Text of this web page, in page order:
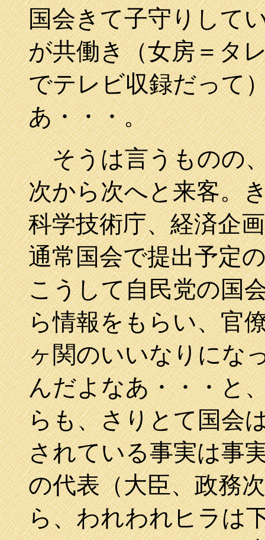
国会きて子守りして
が共働き（女房＝タ
でテレビ収録だって
あ・・・。
そうは言うものの
次から次へと来客。
科学技術庁、経済企
通常国会で提出予定
こうして自民党の国
ら情報をもらい、官
ヶ関のいいなりにな
んだよなあ・・・と
らも、さりとて国会
されている事実は事
の代表（大臣、政務
ら、われわれヒラは